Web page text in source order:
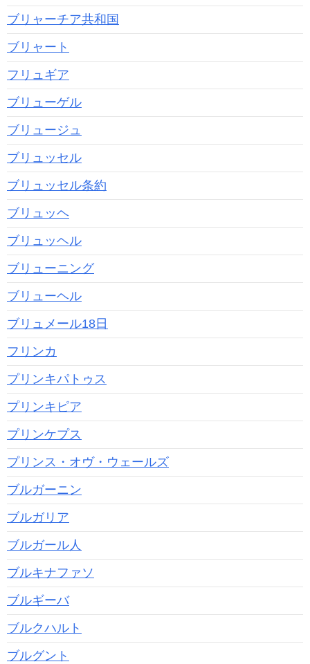
ブリャーチア共和国
ブリャート
フリュギア
ブリューゲル
ブリュージュ
ブリュッセル
ブリュッセル条約
ブリュッヘ
ブリュッヘル
ブリューニング
ブリューヘル
ブリュメール18日
フリンカ
プリンキパトゥス
プリンキピア
プリンケプス
プリンス・オヴ・ウェールズ
ブルガーニン
ブルガリア
ブルガール人
ブルキナファソ
ブルギーバ
ブルクハルト
ブルグント